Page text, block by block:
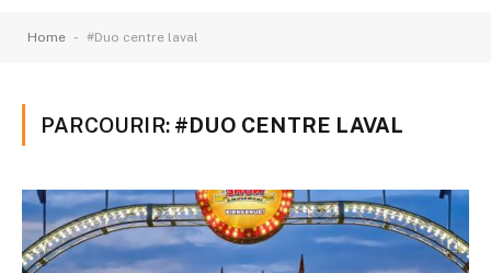
Home - #Duo centre laval
PARCOURIR: #DUO CENTRE LAVAL